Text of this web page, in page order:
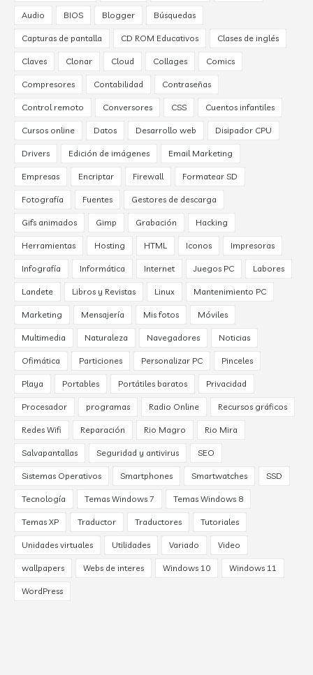
Audio BIOS Blogger Búsquedas
Capturas de pantalla CD ROM Educativos Clases de inglés
Claves Clonar Cloud Collages Comics
Compresores Contabilidad Contraseñas
Control remoto Conversores CSS Cuentos infantiles
Cursos online Datos Desarrollo web Disipador CPU
Drivers Edición de imágenes Email Marketing
Empresas Encriptar Firewall Formatear SD
Fotografía Fuentes Gestores de descarga
Gifs animados Gimp Grabación Hacking
Herramientas Hosting HTML Iconos Impresoras
Infografía Informática Internet Juegos PC Labores
Landete Libros y Revistas Linux Mantenimiento PC
Marketing Mensajería Mis fotos Móviles
Multimedia Naturaleza Navegadores Noticias
Ofimática Particiones Personalizar PC Pinceles
Playa Portables Portátiles baratos Privacidad
Procesador programas Radio Online Recursos gráficos
Redes Wifi Reparación Rio Magro Rio Mira
Salvapantallas Seguridad y antivirus SEO
Sistemas Operativos Smartphones Smartwatches SSD
Tecnología Temas Windows 7 Temas Windows 8
Temas XP Traductor Traductores Tutoriales
Unidades virtuales Utilidades Variado Video
wallpapers Webs de interes Windows 10 Windows 11
WordPress